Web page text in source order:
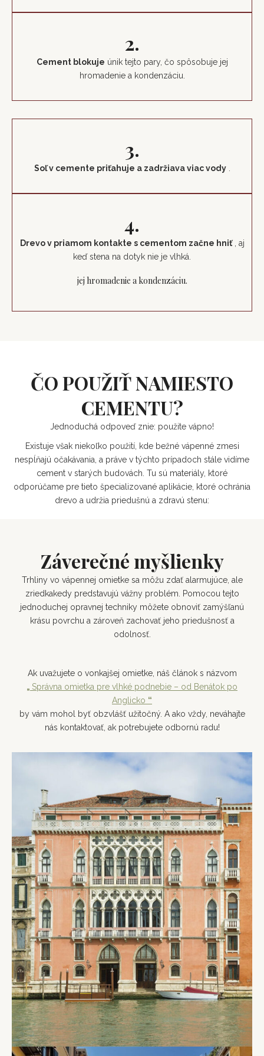
2.
Cement blokuje únik tejto pary, čo spôsobuje jej
hromadenie a kondenzáciu.
3.
Soľ v cemente priťahuje a zadržiava viac vody.
4.
Drevo v priamom kontakte s cementom začne hniť, aj
keď stena na dotyk nie je vlhká.
jej hromadenie a kondenzáciu.
ČO POUŽIŤ NAMIESTO
CEMENTU?
Jednoduchá odpoveď znie: použite vápno!
Existuje však niekoľko použití, kde bežné vápenné zmesi
nespĺňajú očakávania, a práve v týchto prípadoch stále vidíme
cement v starých budovách. Tu sú materiály, ktoré
odporúčame pre tieto špecializované aplikácie, ktoré ochránia
drevo a udržia priedušnú a zdravú stenu:
Záverečné myšlienky
Trhliny vo vápennej omietke sa môžu zdať alarmujúce, ale
zriedkakedy predstavujú vážny problém. Pomocou tejto
jednoduchej opravnej techniky môžete obnoviť zamýšľanú
krásu povrchu a zároveň zachovať jeho priedušnosť a
odolnosť.
Ak uvažujete o vonkajšej omietke, náš článok s názvom
„ Správna omietka pre vlhké podnebie – od Benátok po
Anglicko “
by vám mohol byť obzvlášť užitočný. A ako vždy, neváhajte
nás kontaktovať, ak potrebujete odbornú radu!